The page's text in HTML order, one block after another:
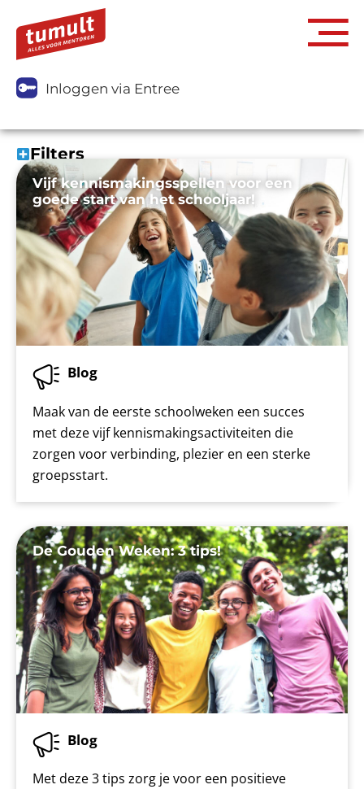
Inloggen via Entree
Filters
Vijf kennismakingsspellen voor een
goede start van het schooljaar!
Blog
Maak van de eerste schoolweken een succes
met deze vijf kennismakingsactiviteiten die
zorgen voor verbinding, plezier en een sterke
groepsstart.
De Gouden Weken: 3 tips!
Blog
Met deze 3 tips zorg je voor een positieve